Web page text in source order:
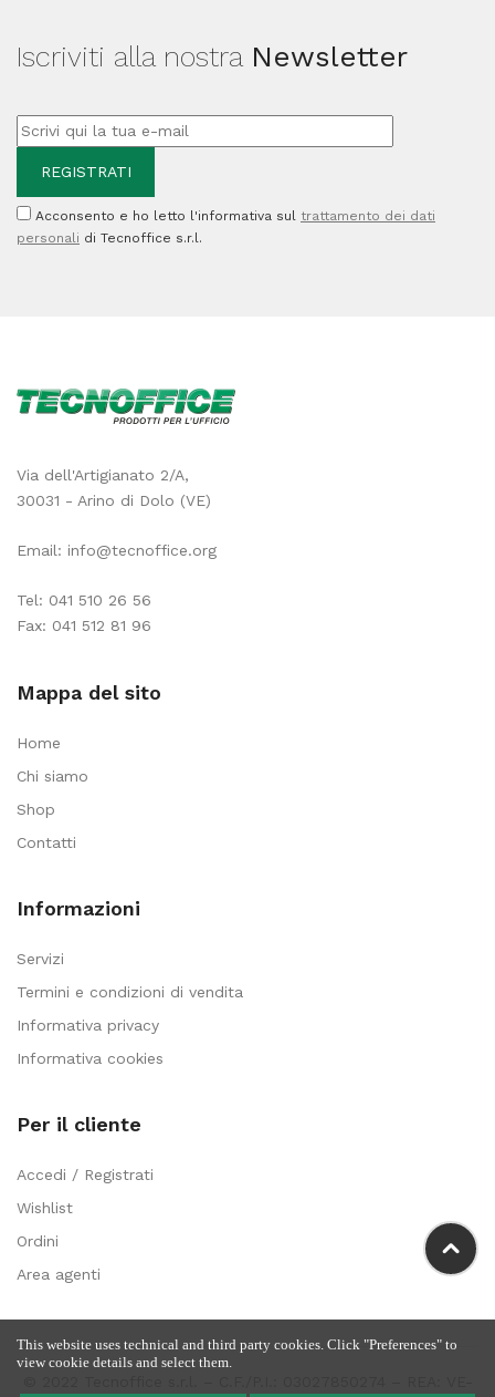
50.000
quantità
Iscriviti alla nostra Newsletter
Acconsento e ho letto l'informativa sul trattamento dei dati
personali di Tecnoffice s.r.l.
Via dell'Artigianato 2/A,
30031 - Arino di Dolo (VE)
Email: info@tecnoffice.org
Tel: 041 510 26 56
Fax: 041 512 81 96
Mappa del sito
Home
Chi siamo
Shop
Contatti
Informazioni
Servizi
Termini e condizioni di vendita
Informativa privacy
Informativa cookies
Per il cliente
Accedi / Registrati
Wishlist
Ordini
Area agenti
This website uses technical and third party cookies. Click "Preferences" to
view cookie details and select them.